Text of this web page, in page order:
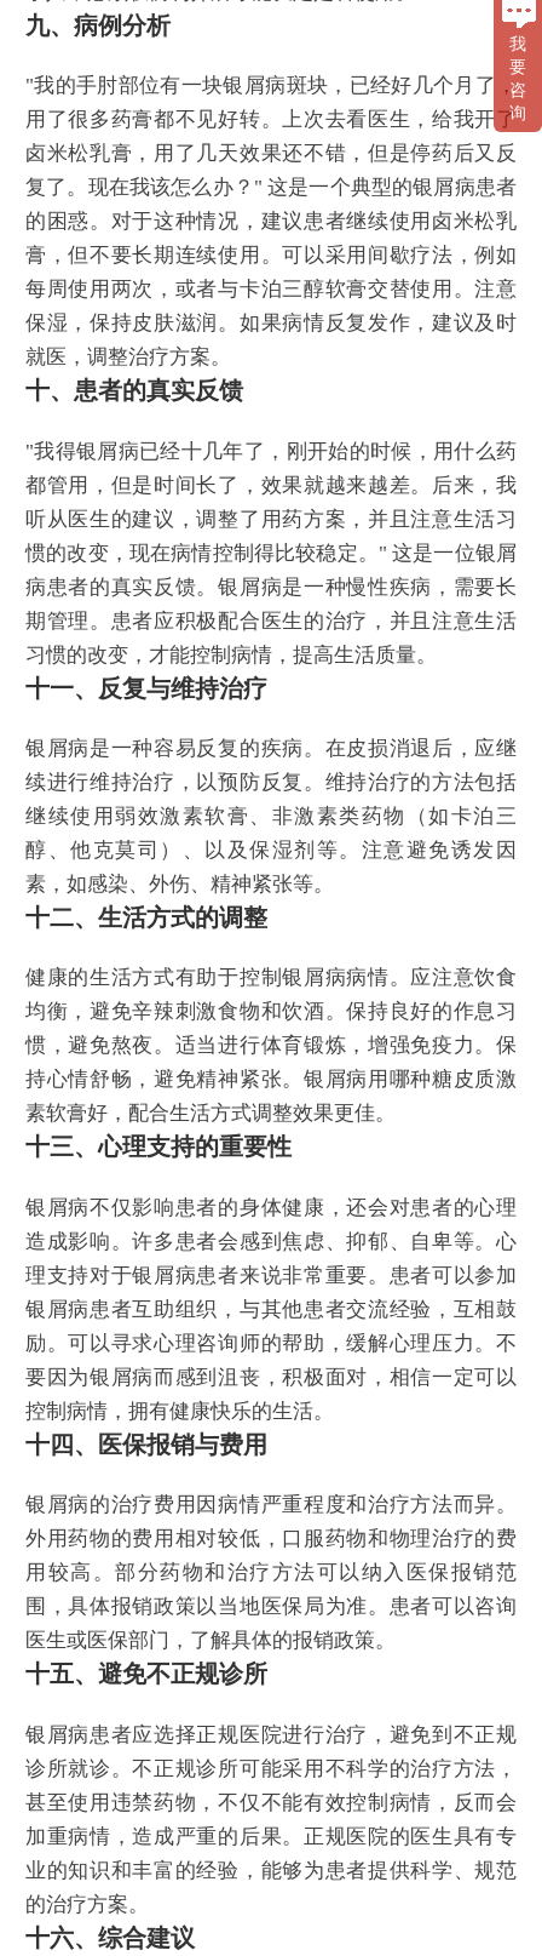
九、病例分析
"我的手肘部位有一块银屑病斑块，已经好几个月了，
用了很多药膏都不见好转。上次去看医生，给我开了
卤米松乳膏，用了几天效果还不错，但是停药后又反
复了。现在我该怎么办？" 这是一个典型的银屑病患者
的困惑。对于这种情况，建议患者继续使用卤米松乳
膏，但不要长期连续使用。可以采用间歇疗法，例如
每周使用两次，或者与卡泊三醇软膏交替使用。注意
保湿，保持皮肤滋润。如果病情反复发作，建议及时
就医，调整治疗方案。
十、患者的真实反馈
"我得银屑病已经十几年了，刚开始的时候，用什么药
都管用，但是时间长了，效果就越来越差。后来，我
听从医生的建议，调整了用药方案，并且注意生活习
惯的改变，现在病情控制得比较稳定。" 这是一位银屑
病患者的真实反馈。银屑病是一种慢性疾病，需要长
期管理。患者应积极配合医生的治疗，并且注意生活
习惯的改变，才能控制病情，提高生活质量。
十一、反复与维持治疗
银屑病是一种容易反复的疾病。在皮损消退后，应继
续进行维持治疗，以预防反复。维持治疗的方法包括
继续使用弱效激素软膏、非激素类药物（如卡泊三
醇、他克莫司）、以及保湿剂等。注意避免诱发因
素，如感染、外伤、精神紧张等。
十二、生活方式的调整
健康的生活方式有助于控制银屑病病情。应注意饮食
均衡，避免辛辣刺激食物和饮酒。保持良好的作息习
惯，避免熬夜。适当进行体育锻炼，增强免疫力。保
持心情舒畅，避免精神紧张。银屑病用哪种糖皮质激
素软膏好，配合生活方式调整效果更佳。
十三、心理支持的重要性
银屑病不仅影响患者的身体健康，还会对患者的心理
造成影响。许多患者会感到焦虑、抑郁、自卑等。心
理支持对于银屑病患者来说非常重要。患者可以参加
银屑病患者互助组织，与其他患者交流经验，互相鼓
励。可以寻求心理咨询师的帮助，缓解心理压力。不
要因为银屑病而感到沮丧，积极面对，相信一定可以
控制病情，拥有健康快乐的生活。
十四、医保报销与费用
银屑病的治疗费用因病情严重程度和治疗方法而异。
外用药物的费用相对较低，口服药物和物理治疗的费
用较高。部分药物和治疗方法可以纳入医保报销范
围，具体报销政策以当地医保局为准。患者可以咨询
医生或医保部门，了解具体的报销政策。
十五、避免不正规诊所
银屑病患者应选择正规医院进行治疗，避免到不正规
诊所就诊。不正规诊所可能采用不科学的治疗方法，
甚至使用违禁药物，不仅不能有效控制病情，反而会
加重病情，造成严重的后果。正规医院的医生具有专
业的知识和丰富的经验，能够为患者提供科学、规范
的治疗方案。
十六、综合建议
我
要
咨
询